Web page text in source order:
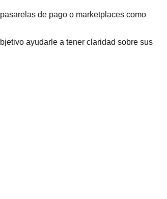
de pago o marketplaces como
ayudarle a tener claridad sobre sus